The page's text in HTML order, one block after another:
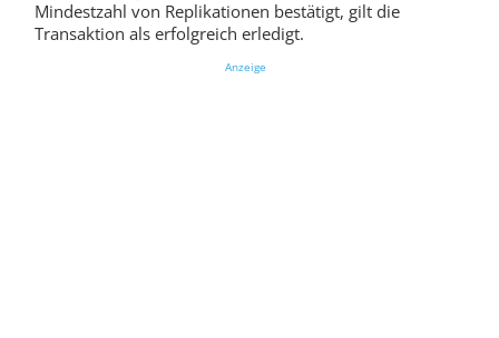
Mindestzahl von Replikationen bestätigt, gilt die
Transaktion als erfolgreich erledigt.
Anzeige